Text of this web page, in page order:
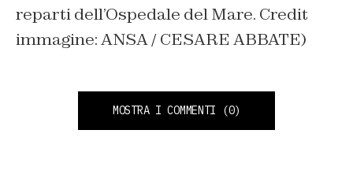
reparti dell’Ospedale del Mare. Credit
immagine: ANSA / CESARE ABBATE)
MOSTRA I COMMENTI (0)